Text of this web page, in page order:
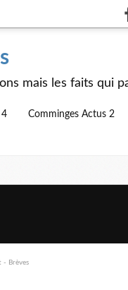
mais les faits qui
4 Comminges Actus 2